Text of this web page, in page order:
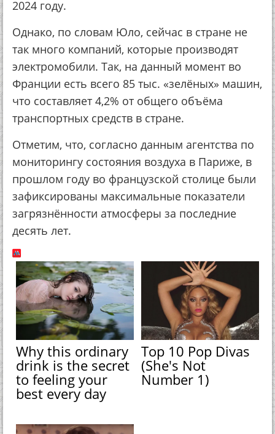
2024 году.
Однако, по словам Юло, сейчас в стране не
так много компаний, которые производят
электромобили. Так, на данный момент во
Франции есть всего 85 тыс. «зелёных» машин,
что составляет 4,2% от общего объёма
транспортных средств в стране.
Отметим, что, согласно данным агентства по
мониторингу состояния воздуха в Париже, в
прошлом году во французской столице были
зафиксированы максимальные показатели
загрязнённости атмосферы за последние
десять лет.
Why this ordinary
drink is the secret
to feeling your
best every day
Top 10 Pop Divas
(She's Not
Number 1)